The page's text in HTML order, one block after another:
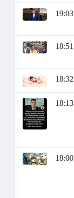
19:03
18:51
18:32
18:13
18:00